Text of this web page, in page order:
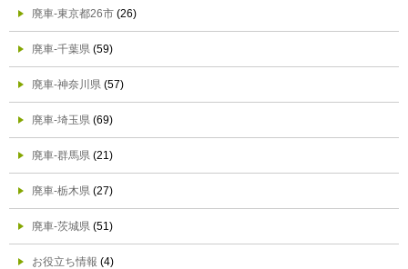
廃車-東京都26市 (26)
廃車-千葉県 (59)
廃車-神奈川県 (57)
廃車-埼玉県 (69)
廃車-群馬県 (21)
廃車-栃木県 (27)
廃車-茨城県 (51)
お役立ち情報 (4)